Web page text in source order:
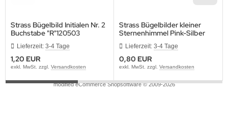
Strass Bügelbild Initialen Nr. 2
Buchstabe "R"120503
Lieferzeit: 3-4 Tage
1,20 EUR
exkl. MwSt. zzgl. Versandkosten
Strass Bügelbilder kleiner
Sternenhimmel Pink-Silber
Lieferzeit: 3-4 Tage
0,80 EUR
exkl. MwSt. zzgl. Versandkosten
modified eCommerce Shopsoftware © 2009-2026